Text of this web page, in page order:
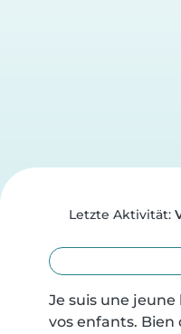
Letzte Aktivität:
Je suis une
vos enfants.